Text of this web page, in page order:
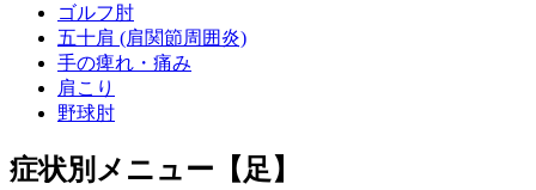
ゴルフ肘
五十肩 (肩関節周囲炎)
手の痺れ・痛み
肩こり
野球肘
症状別メニュー【足】